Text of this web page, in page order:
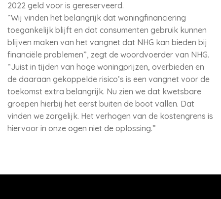
2022 geld voor is gereserveerd.
“Wij vinden het belangrijk dat woningfinanciering
toegankelijk blijft en dat consumenten gebruik kunnen
blijven maken van het vangnet dat NHG kan bieden bij
financiële problemen”, zegt de woordvoerder van NHG.
“Juist in tijden van hoge woningprijzen, overbieden en
de daaraan gekoppelde risico’s is een vangnet voor de
toekomst extra belangrijk. Nu zien we dat kwetsbare
groepen hierbij het eerst buiten de boot vallen. Dat
vinden we zorgelijk. Het verhogen van de kostengrens is
hiervoor in onze ogen niet de oplossing.”